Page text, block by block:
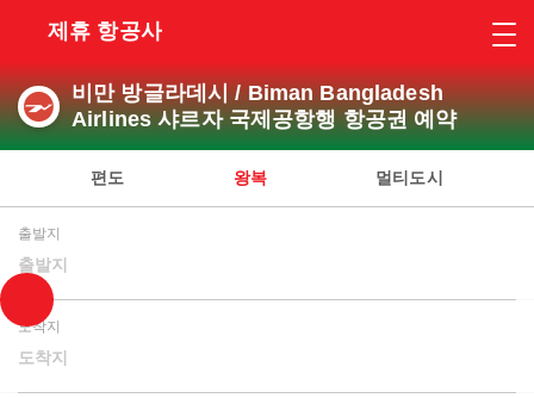
제휴 항공사
비만 방글라데시 / Biman Bangladesh
Airlines 샤르자 국제공항행 항공권 예약
편도 왕복 멀티도시
출발지
출발지
도착지
도착지